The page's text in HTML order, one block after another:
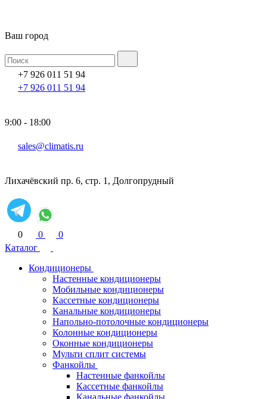
Ваш город
+7 926 011 51 94
+7 926 011 51 94
9:00 - 18:00
sales@climatis.ru
Лихачёвский пр. 6, стр. 1, Долгопрудный
0 0
0
Каталог
Кондиционеры
Настенные кондиционеры
Мобильные кондиционеры
Кассетные кондиционеры
Канальные кондиционеры
Напольно-потолочные кондиционеры
Колонные кондиционеры
Оконные кондиционеры
Мульти сплит системы
Фанкойлы
Настенные фанкойлы
Кассетные фанкойлы
Канальные фанкойлы